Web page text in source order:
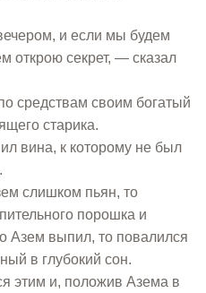
и если мы будем
открою секрет, — сказал
средствам своим богатый
старика.
вина, к которому не был
слишком пьян, то
порошка и
Азем выпил, то повалился
в глубокий сон.
этим и, положив Азема в